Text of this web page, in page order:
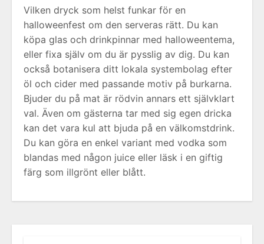
Vilken dryck som helst funkar för en
halloweenfest om den serveras rätt. Du kan
köpa glas och drinkpinnar med halloweentema,
eller fixa själv om du är pysslig av dig. Du kan
också botanisera ditt lokala systembolag efter
öl och cider med passande motiv på burkarna.
Bjuder du på mat är rödvin annars ett självklart
val. Även om gästerna tar med sig egen dricka
kan det vara kul att bjuda på en välkomstdrink.
Du kan göra en enkel variant med vodka som
blandas med någon juice eller läsk i en giftig
färg som illgrönt eller blått.